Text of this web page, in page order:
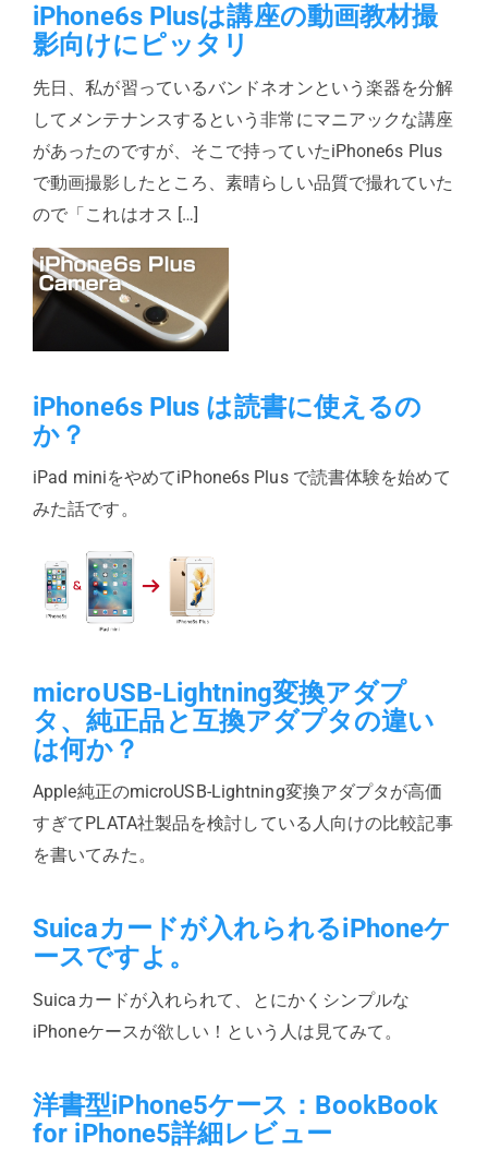
iPhone6s Plusは講座の動画教材撮
影向けにピッタリ
先日、私が習っているバンドネオンという楽器を分解
してメンテナンスするという非常にマニアックな講座
があったのですが、そこで持っていたiPhone6s Plus
で動画撮影したところ、素晴らしい品質で撮れていた
ので「これはオス […]
iPhone6s Plus は読書に使えるの
か？
iPad miniをやめてiPhone6s Plus で読書体験を始めて
みた話です。
microUSB-Lightning変換アダプ
タ、純正品と互換アダプタの違い
は何か？
Apple純正のmicroUSB-Lightning変換アダプタが高価
すぎてPLATA社製品を検討している人向けの比較記事
を書いてみた。
Suicaカードが入れられるiPhoneケ
ースですよ。
Suicaカードが入れられて、とにかくシンプルな
iPhoneケースが欲しい！という人は見てみて。
洋書型iPhone5ケース：BookBook
for iPhone5詳細レビュー